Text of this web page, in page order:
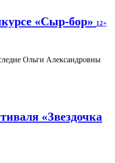
«Сыр-бор» 12+
Ольги Александровны
«Звездочка